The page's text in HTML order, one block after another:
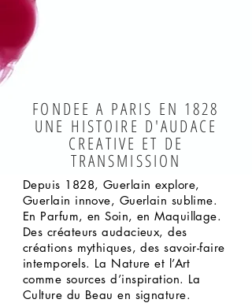
FONDEE A PARIS EN 1828
UNE HISTOIRE D'AUDACE
CREATIVE ET DE
TRANSMISSION
Depuis 1828, Guerlain explore,
Guerlain innove, Guerlain sublime.
En Parfum, en Soin, en Maquillage.
Des créateurs audacieux, des
créations mythiques, des savoir-faire
intemporels. La Nature et l’Art
comme sources d’inspiration. La
Culture du Beau en signature.